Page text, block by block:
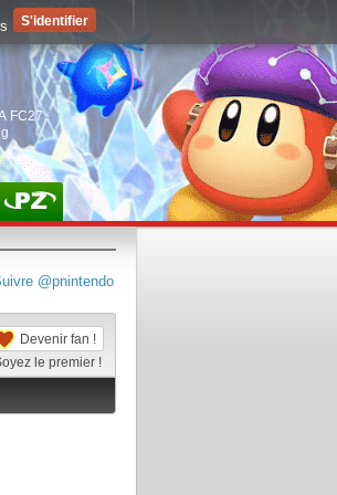
FC27,
@pnintendo
Devenir fan !
le premier !